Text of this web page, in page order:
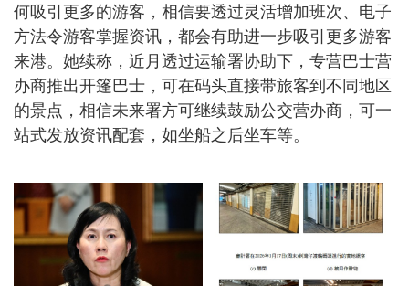
何吸引更多的游客，相信要透过灵活增加班次、电子
方法令游客掌握资讯，都会有助进一步吸引更多游客
来港。她续称，近月透过运输署协助下，专营巴士营
办商推出开篷巴士，可在码头直接带旅客到不同地区
的景点，相信未来署方可继续鼓励公交营办商，可一
站式发放资讯配套，如坐船之后坐车等。